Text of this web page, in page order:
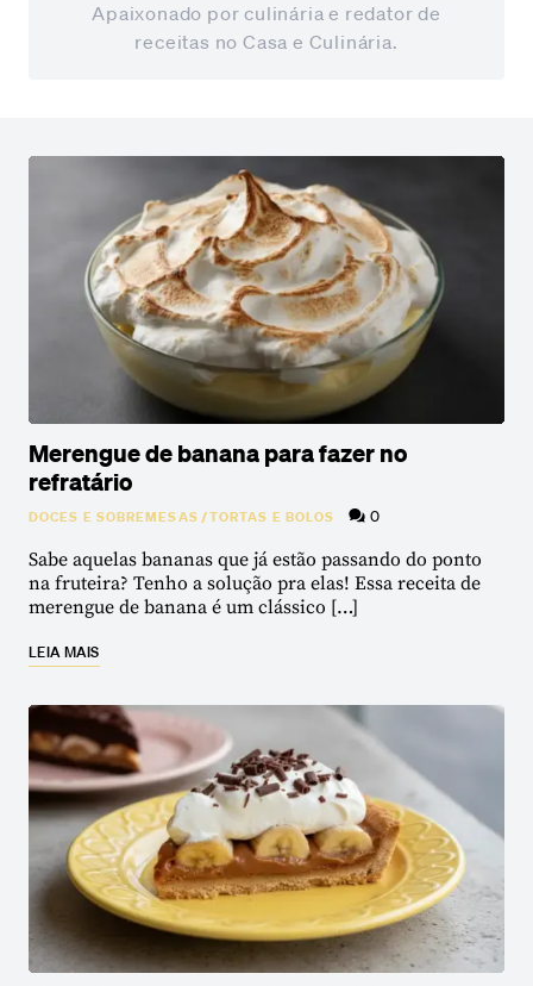
Apaixonado por culinária e redator de
receitas no Casa e Culinária.
Merengue de banana para fazer no
refratário
DOCES E SOBREMESAS/TORTAS E BOLOS 0
Sabe aquelas bananas que já estão passando do ponto
na fruteira? Tenho a solução pra elas! Essa receita de
merengue de banana é um clássico […]
LEIA MAIS